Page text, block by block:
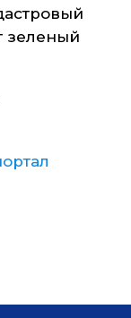
зеленый